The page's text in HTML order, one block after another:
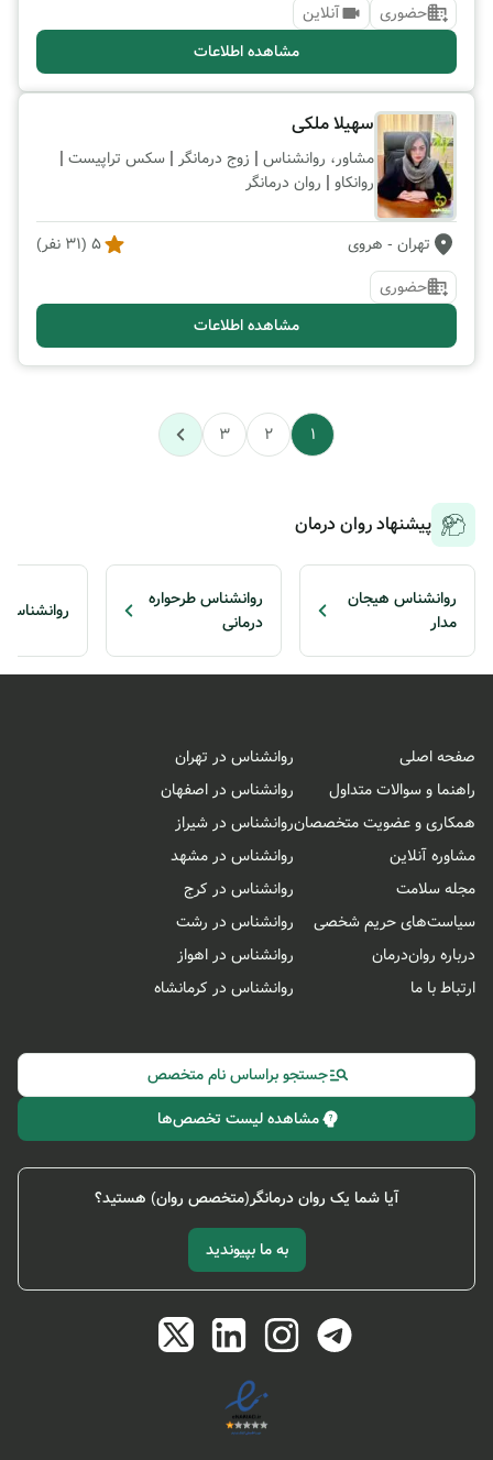
حضوری
آنلاین
مشاهده اطلاعات
سهیلا ملکی
مشاور، روانشناس | زوج درمانگر | سکس تراپیست |
روانکاو | روان درمانگر
تهران - هروی 5
(
31 نفر)
حضوری
مشاهده اطلاعات
1
2
3
پیشنهاد روان درمان
روانشناس هیجان
مدار
روانشناس طرحواره
درمانی
روانشناس
صفحه اصلی
راهنما و سوالات متداول
همکاری و عضویت متخصصان
مشاوره آنلاین
مجله سلامت
سیاست‌های حریم شخصی
درباره روان‌درمان
ارتباط با ما
روانشناس در تهران
روانشناس در اصفهان
روانشناس در شیراز
روانشناس در مشهد
روانشناس در کرج
روانشناس در رشت
روانشناس در اهواز
روانشناس در کرمانشاه
جستجو براساس نام متخصص
مشاهده لیست تخصص‌ها
آیا شما یک روان درمانگر(متخصص روان) هستید؟
به ما بپیوندید